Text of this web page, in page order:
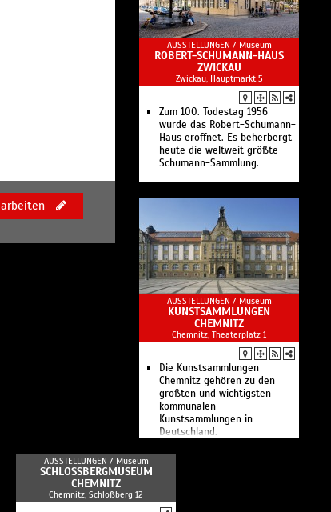
AUSSTELLUNGEN / Museum
ROBERT-SCHUMANN-HAUS
ZWICKAU
Zwickau, Hauptmarkt 5
Zum 100. Todestag 1956
wurde das Robert-Schumann-
Haus eröffnet. Es beherbergt
heute die weltweit größte
Schumann-Sammlung.
AUSSTELLUNGEN / Museum
KUNSTSAMMLUNGEN
CHEMNITZ
Chemnitz, Theaterplatz 1
Die Kunstsammlungen
Chemnitz gehören zu den
größten und wichtigsten
kommunalen
Kunstsammlungen in
Deutschland.
AUSSTELLUNGEN / Museum
SCHLOSSBERGMUSEUM C
HEMNITZ
Chemnitz, Schloßberg 12